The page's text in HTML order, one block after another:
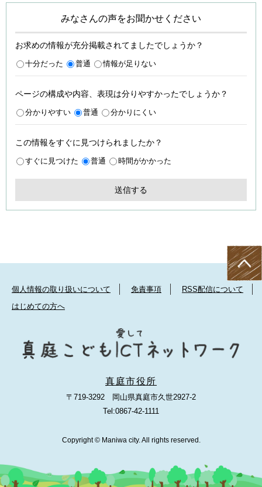
みなさんの声をお聞かせください
お求めの情報が充分掲載されてましたでしょうか？
十分だった 普通 情報が足りない
ページの構成や内容、表現は分りやすかったでしょうか？
分かりやすい 普通 分かりにくい
この情報をすぐに見つけられましたか？
すぐに見つけた 普通 時間がかかった
個人情報の取り扱いについて 免責事項
RSS配信について
はじめての方へ
真庭市役所
〒719-3292 岡山県真庭市久世2927-2
Tel:0867-42-1111
Copyright © Maniwa city. All rights reserved.